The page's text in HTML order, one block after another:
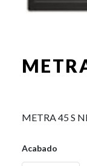
METRA 45 S
Acabado